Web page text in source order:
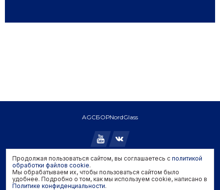
AGCБОРNordGlass
Copyright © 2026 AGC. All rights reserved.
Политика конфиденциальности
Политика обработки файлов cookie
Продолжая пользоваться сайтом, вы соглашаетесь с политикой
обработки файлов cookie.
Мы обрабатываем их, чтобы пользоваться сайтом было
удобнее. Подробно о том, как мы используем cookie, написано в
Политике конфиденциальности.